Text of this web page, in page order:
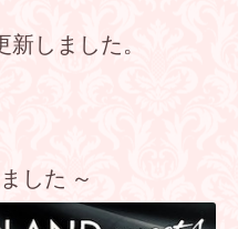
しました。
した ～